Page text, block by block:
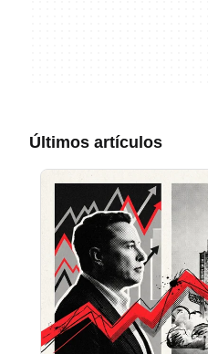
Últimos artículos